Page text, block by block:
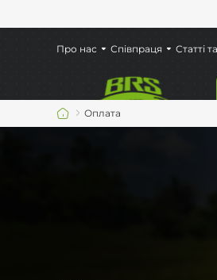
Про нас Співпраця Статті
Оплата